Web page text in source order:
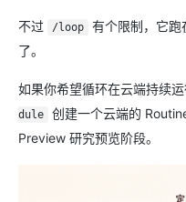
不过 /loop
有个限制，它跑
了。
如果你希望循环在云端持续
dule
创建一个云端的
Preview 研究预览阶段。